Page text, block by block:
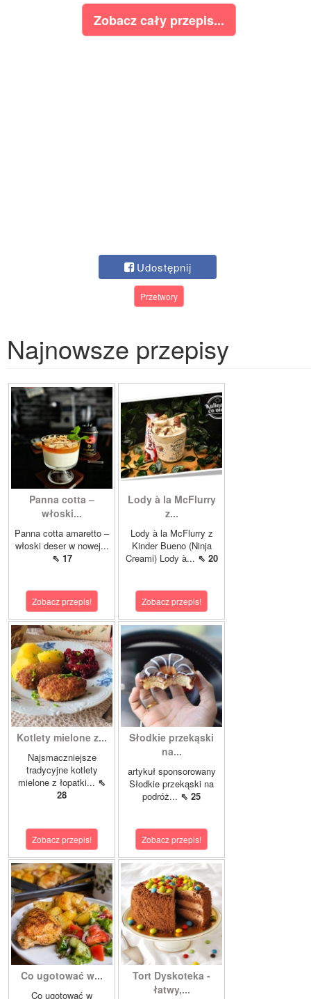
Zobacz cały przepis...
Udostępnij
Przetwory
Najnowsze przepisy
Panna cotta –
włoski...
Panna cotta amaretto –
włoski deser w nowej...
⇖ 17
Zobacz przepis!
Lody à la McFlurry
z...
Lody à la McFlurry z
Kinder Bueno (Ninja
Creami) Lody à... ⇖ 20
Zobacz przepis!
Kotlety mielone z...
Najsmaczniejsze
tradycyjne kotlety
mielone z łopatki... ⇖
28
Zobacz przepis!
Słodkie przekąski
na...
artykuł sponsorowany
Słodkie przekąski na
podróż... ⇖ 25
Zobacz przepis!
Co ugotować w...
Co ugotować w
Tort Dyskoteka -
łatwy,...